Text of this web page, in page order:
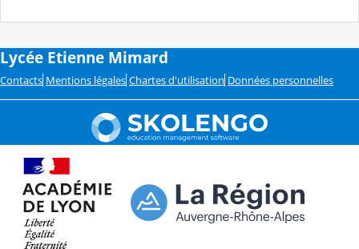
Lycée Etienne Mimard
Contacts Mentions légales Chartes d'utilisation Données personnelles